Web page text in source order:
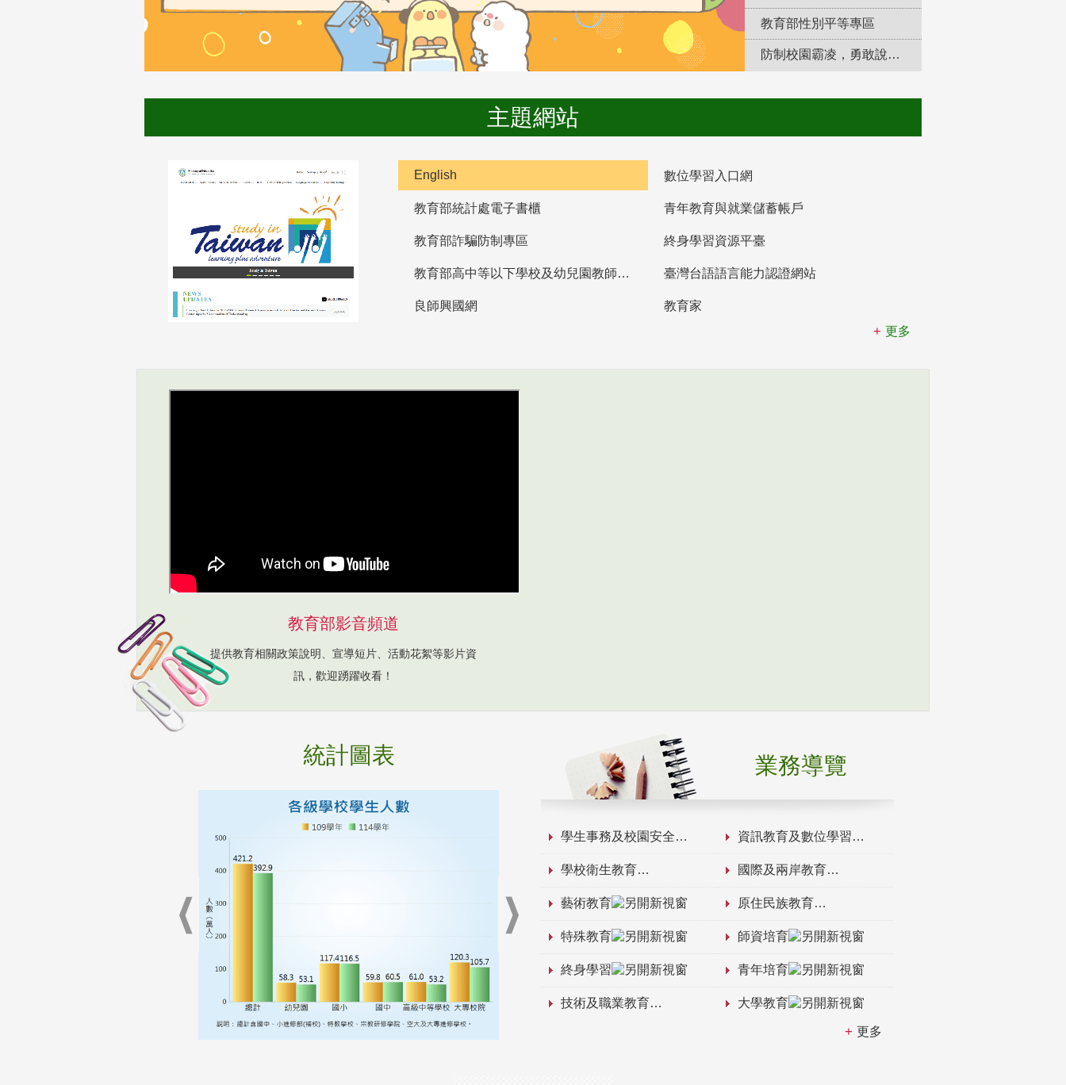
教育部性別平等專區
防制校園霸凌，勇敢說出來！
主題網站
English 數位學習入口網
教育部統計處電子書櫃 青年教育與就業儲蓄帳戶
教育部詐騙防制專區 終身學習資源平臺
教育部高中等以下學校及幼兒園教師資格檢定考試 臺灣台語語言能力認證網站
良師興國網
教育家
更多
教育部影音頻道
提供教育相關政策說明、宣導短片、活動花絮等影片資
訊，歡迎踴躍收看！
統計圖表 業務導覽
學生事務及校園安全 資訊教育及數位學習
學校衛生教育 國際及兩岸教育
藝術教育 原住民族教育
特殊教育 師資培育
終身學習 青年培育
技術及職業教育 大學教育
更多